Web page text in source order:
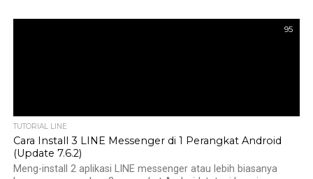
95
TUTORIAL LINE
Cara Install 3 LINE Messenger di 1 Perangkat Android
(Update 7.6.2)
Meng-install 2 aplikasi LINE messenger atau lebih biasanya